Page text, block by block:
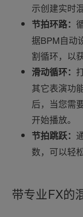
示创建实时
节拍环路：
据BPM自动
割循环，以
滑动循环：
其它表演功
后，当您需
开始播放。
节拍跳跃：
数，可以轻
带专业FX的